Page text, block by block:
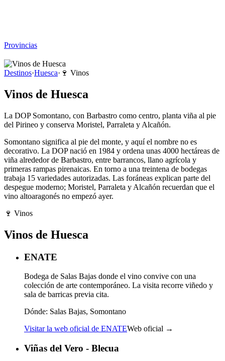
Provincias
Destinos·Huesca· 🍷 Vinos
Vinos de Huesca
La DOP Somontano, con Barbastro como centro, planta viña al pie
del Pirineo y conserva Moristel, Parraleta y Alcañón.
Somontano significa al pie del monte, y aquí el nombre no es
decorativo. La DOP nació en 1984 y ordena unas 4000 hectáreas de
viña alrededor de Barbastro, entre barrancos, llano agrícola y
primeras rampas pirenaicas. En torno a una treintena de bodegas
trabaja 15 variedades autorizadas. Las foráneas explican parte del
despegue moderno; Moristel, Parraleta y Alcañón recuerdan que el
vino altoaragonés no empezó ayer.
🍷 Vinos
Vinos de Huesca
ENATE
Bodega de Salas Bajas donde el vino convive con una
colección de arte contemporáneo. La visita recorre viñedo y
sala de barricas previa cita.
Dónde: Salas Bajas, Somontano
Visitar la web oficial de ENATEWeb oficial →
Viñas del Vero - Blecua